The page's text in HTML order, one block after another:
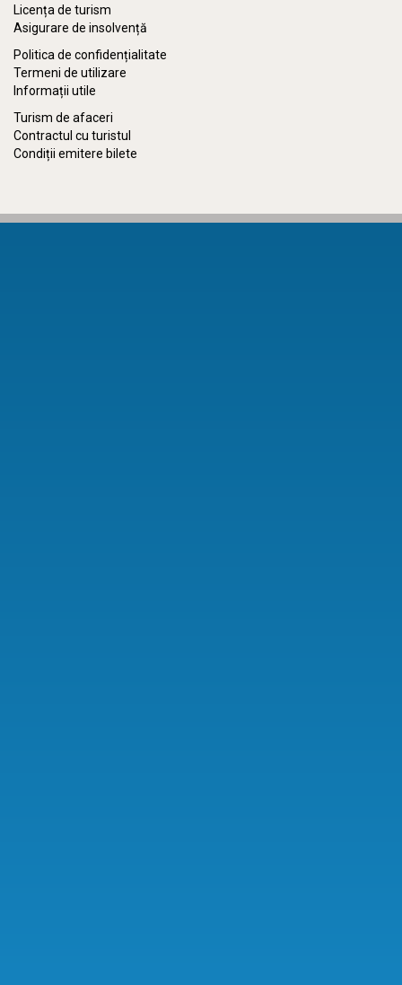
Licența de turism
Asigurare de insolvență
Politica de confidențialitate
Termeni de utilizare
Informații utile
Turism de afaceri
Contractul cu turistul
Condiții emitere bilete